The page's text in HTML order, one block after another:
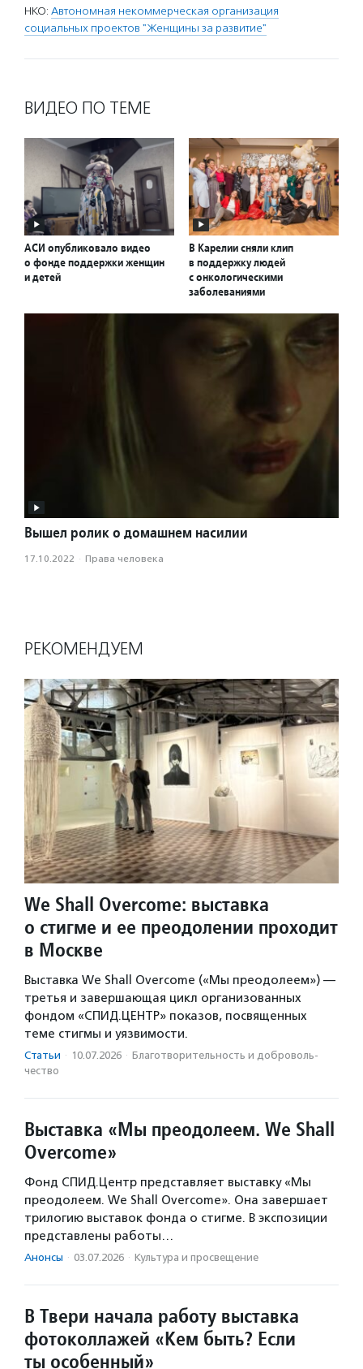
НКО: Автономная некоммерческая организация
социальных проектов "Женщины за развитие"
ВИДЕО ПО ТЕМЕ
АСИ опубликовало видео
о фонде поддержки женщин
и детей
В Карелии сняли клип
в поддержку людей
с онкологическими
заболеваниями
Вышел ролик о домашнем насилии
17.10.2022 · Права человека
РЕКОМЕНДУЕМ
We Shall Overcome: выставка
о стигме и ее преодолении проходит
в Москве
Выставка We Shall Overcome («Мы преодолеем») —
третья и завершающая цикл организованных
фондом «СПИД.ЦЕНТР» показов, посвященных
теме стигмы и уязвимости.
Статьи · 10.07.2026 · Благотвори­тель­ность и доброволь­
чест­во
Выставка «Мы преодолеем. We Shall
Overcome»
Фонд СПИД.Центр представляет выставку «Мы
преодолеем. We Shall Overcome». Она завершает
трилогию выставок фонда о стигме. В экспозиции
представлены работы…
Анонсы · 03.07.2026 · Культура и просвещение
В Твери начала работу выставка
фотоколлажей «Кем быть? Если
ты особенный»